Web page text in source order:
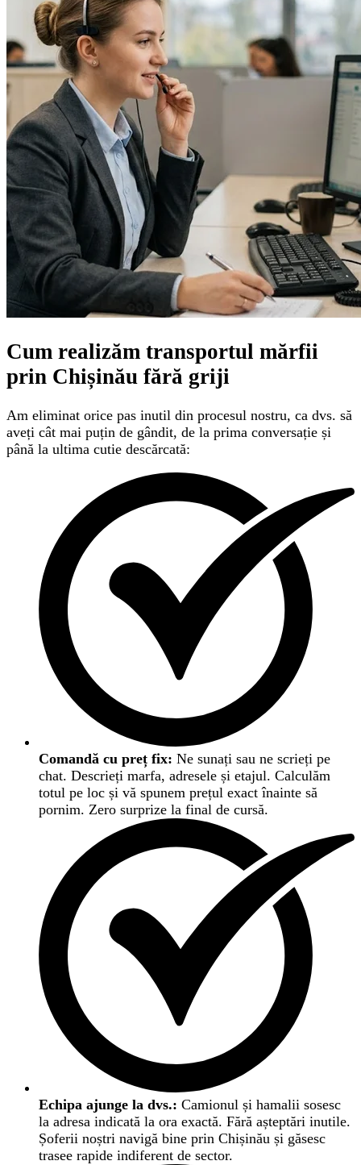
Cum realizăm transportul mărfii
prin Chișinău fără griji
Am eliminat orice pas inutil din procesul nostru, ca dvs. să
aveți cât mai puțin de gândit, de la prima conversație și
până la ultima cutie descărcată:
Comandă cu preț fix: Ne sunați sau ne scrieți pe
chat. Descrieți marfa, adresele și etajul. Calculăm
totul pe loc și vă spunem prețul exact înainte să
pornim. Zero surprize la final de cursă.
Echipa ajunge la dvs.: Camionul și hamalii sosesc
la adresa indicată la ora exactă. Fără așteptări inutile.
Șoferii noștri navigă bine prin Chișinău și găsesc
trasee rapide indiferent de sector.